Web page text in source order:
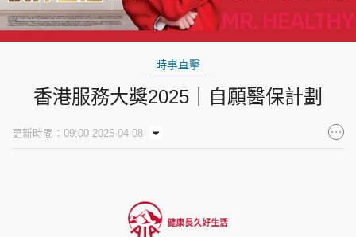
時事直擊
香港服務大獎2025｜自願醫保計劃
更新時間：09:00 2025-04-08